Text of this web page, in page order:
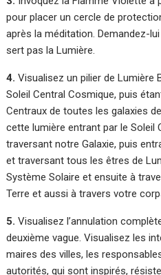
pour placer un cercle de
après la méditation. Demandez-
sert pas la Lumière.
4. Visualisez un pilier de Lumière
Soleil Central Cosmique, puis
Centraux de toutes les galaxies
cette lumière entrant par le Soleil
traversant notre Galaxie, puis
et traversant tous les êtres de
Système Solaire et ensuite à
Terre et aussi à travers votre
5. Visualisez l’annulation
deuxième vague. Visualisez les
maires des villes, les
autorités, qui sont inspirés,